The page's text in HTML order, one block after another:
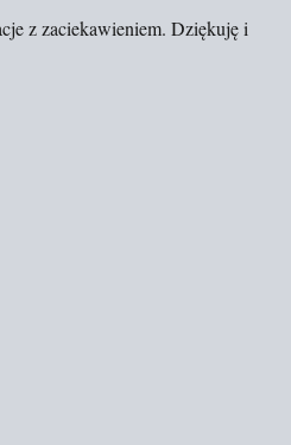
z zaciekawieniem. Dziękuję i